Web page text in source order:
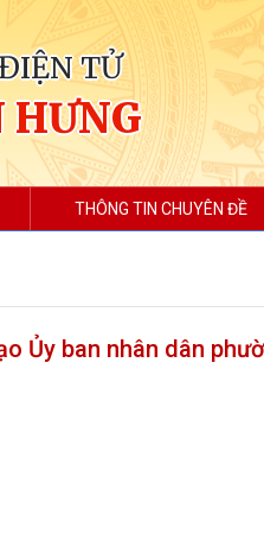
TỬ
HƯNG
THÔNG TIN CHUYÊN ĐỀ
Ủy ban nhân dân